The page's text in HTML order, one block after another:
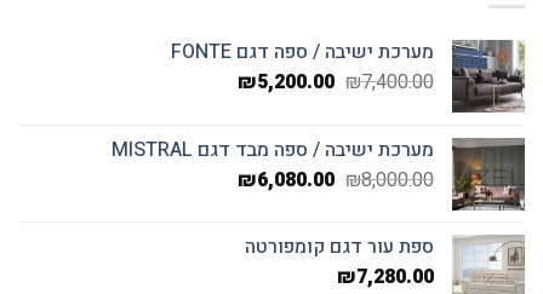
מערכת ישיבה / ספה דגם FONTE
₪7,400.00
המחיר
₪7,400.00.
₪5,200.00
המחיר
₪5,200.00.מערכת ישיבה / ספה מבד דגם MISTRAL
₪8,000.00
המחיר
₪8,000.00.
₪6,080.00
המחיר
ספת עור דגם קומפורטה
₪7,280.00